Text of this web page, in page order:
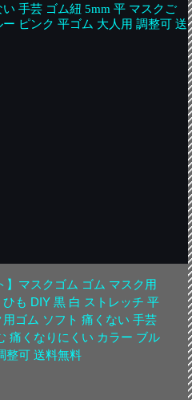
】マスクゴム ゴム マスク用
も DIY 黒 白 ストレッチ 平
ゴム ソフト 痛くない 手芸
痛くなりにくい カラー ブル
整可 送料無料